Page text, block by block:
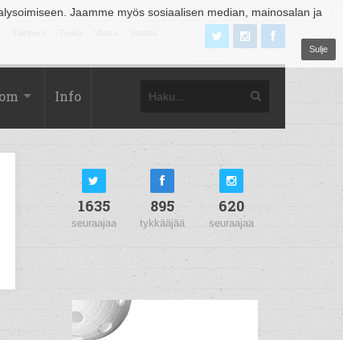
Jaamme myös sosiaalisen median, mainosalan ja
Sulje
Info
1635
seuraajaa
895
tykkääjää
620
seuraajaa